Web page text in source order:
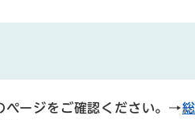
ページをご確認ください。→